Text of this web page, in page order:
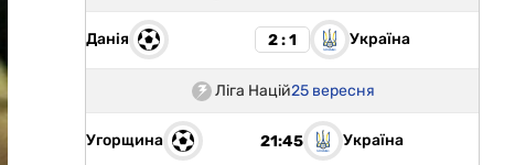
Данія 2 : 1 Україна
Ліга Націй25 вересня
Угорщина 21:45 Україна